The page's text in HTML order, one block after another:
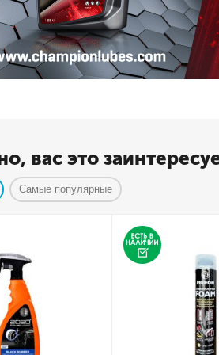
вас это
Самые популярные